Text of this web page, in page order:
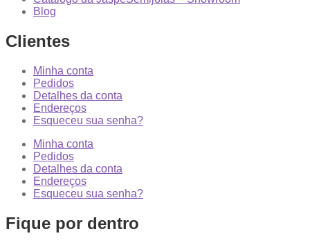
Blog
Clientes
Minha conta
Pedidos
Detalhes da conta
Endereços
Esqueceu sua senha?
Minha conta
Pedidos
Detalhes da conta
Endereços
Esqueceu sua senha?
Fique por dentro